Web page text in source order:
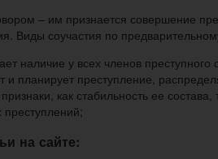
– им признается совершение
Виды соучастия по
наличие у всех членов
и планирует преступление,
признаки, как стабильность ее
на сайте: